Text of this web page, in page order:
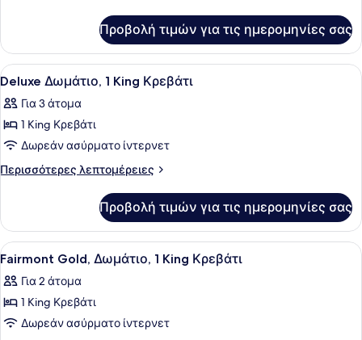
King
Κρεβάτι,
Θέα
στο
Βουνό
Δωμάτιο,
King
Θέα
στο
Προβολή τιμών για τις ημερομηνίες σας
Προβολή
όλων
των
φωτογραφιών
για
Deluxe
King
Κρεβάτι
Deluxe Δωμάτιο, 1 King Κρεβάτι |
6
Deluxe Δωμάτιο, 1 King Κρεβάτι
Για 3 άτομα
1 King Κρεβάτι
Δωρεάν ασύρματο ίντερνετ
Περισσότερες λεπτομέρειες
Περισσότερες
Δωμάτιο,
King
Προβολή τιμών για τις ημερομηνίες σας
Προβολή
όλων
των
φωτογραφιών
για
Κλινοσκεπάσματα υψηλής
6
Fairmont Gold, Δωμάτιο, 1 King Κρεβάτι
Για 2 άτομα
1 King Κρεβάτι
Δωρεάν ασύρματο ίντερνετ